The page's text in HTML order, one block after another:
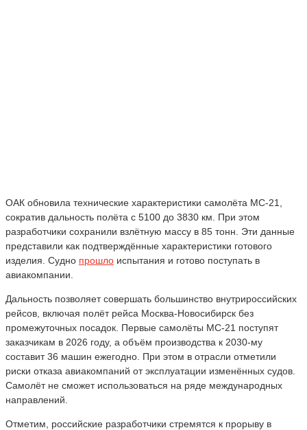
ОАК обновила технические характеристики самолёта МС-21,
сократив дальность полёта с 5100 до 3830 км. При этом
разработчики сохранили взлётную массу в 85 тонн. Эти данные
представили как подтверждённые характеристики готового
изделия. Судно прошло испытания и готово поступать в
авиакомпании.
Дальность позволяет совершать большинство внутрироссийских
рейсов, включая полёт рейса Москва-Новосибирск без
промежуточных посадок. Первые самолёты МС-21 поступят
заказчикам в 2026 году, а объём производства к 2030-му
составит 36 машин ежегодно. При этом в отрасли отметили
риски отказа авиакомпаний от эксплуатации изменённых судов.
Самолёт не сможет использоваться на ряде международных
направлений.
Отметим, российские разработчики стремятся к прорыву в